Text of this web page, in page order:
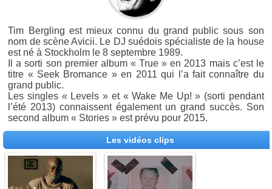
Tim Bergling est mieux connu du grand public sous son
nom de scène Avicii. Le DJ suédois spécialiste de la house
est né à Stockholm le 8 septembre 1989.
Il a sorti son premier album « True » en 2013 mais c’est le
titre « Seek Bromance » en 2011 qui l’a fait connaître du
grand public.
Les singles « Levels » et « Wake Me Up! » (sorti pendant
l’été 2013) connaissent également un grand succès. Son
second album « Stories » est prévu pour 2015.
Les vidéos clips